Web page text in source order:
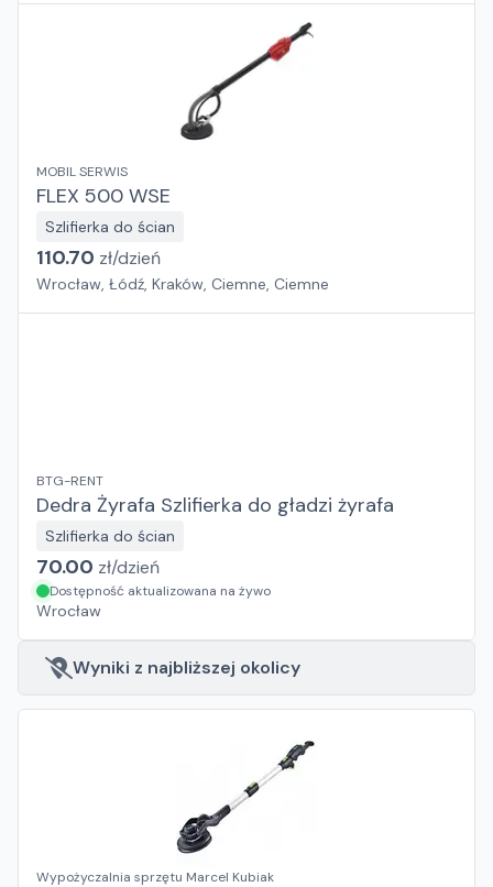
MOBIL SERWIS
FLEX 500 WSE
Szlifierka do ścian
110.70 zł/dzień
Wrocław, Łódź, Kraków, Ciemne, Ciemne
BTG-RENT
Dedra Żyrafa Szlifierka do gładzi żyrafa
Szlifierka do ścian
70.00 zł/dzień
Dostępność aktualizowana na żywo
Wrocław
Wyniki z najbliższej okolicy
Wypożyczalnia sprzętu Marcel Kubiak